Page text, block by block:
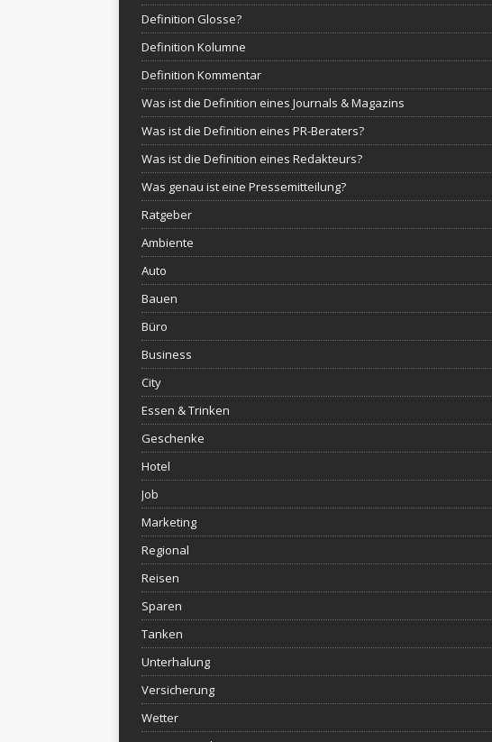
Definition Glosse?
Definition Kolumne
Definition Kommentar
Was ist die Definition eines Journals & Magazins
Was ist die Definition eines PR-Beraters?
Was ist die Definition eines Redakteurs?
Was genau ist eine Pressemitteilung?
Ratgeber
Ambiente
Auto
Bauen
Büro
Business
City
Essen & Trinken
Geschenke
Hotel
Job
Marketing
Regional
Reisen
Sparen
Tanken
Unterhalung
Versicherung
Wetter